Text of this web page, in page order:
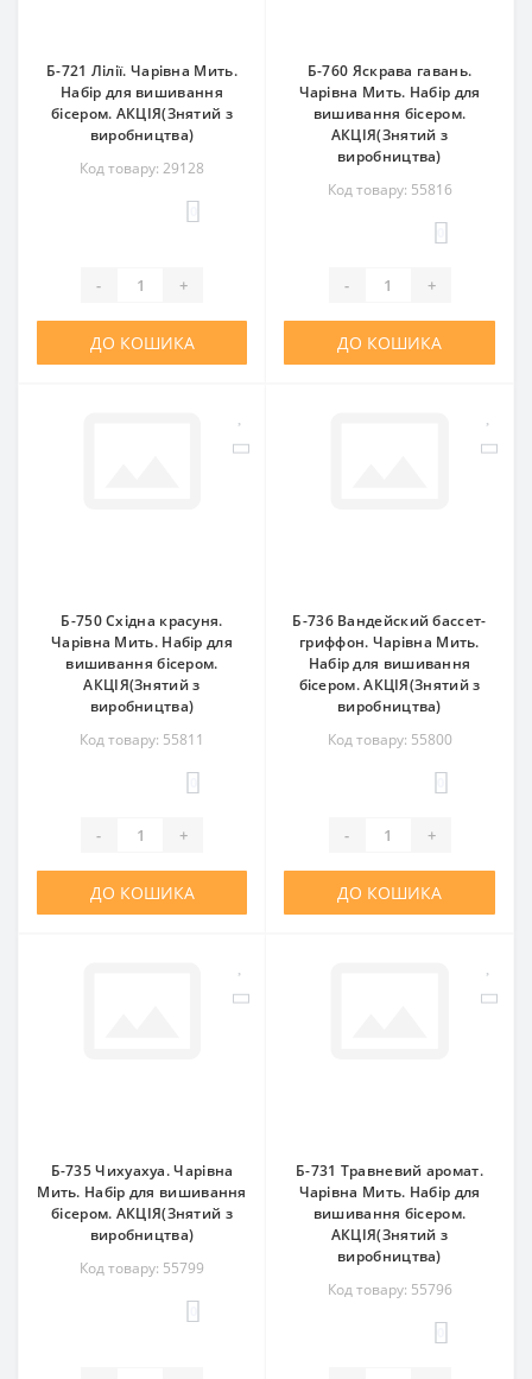
Б-721 Лілії. Чарівна Мить.
Набір для вишивання
бісером. АКЦІЯ(Знятий з
виробництва)
Код товару: 29128
- +
ДО КОШИКА
Б-760 Яскрава гавань.
Чарівна Мить. Набір для
вишивання бісером.
АКЦІЯ(Знятий з
виробництва)
Код товару: 55816
- +
ДО КОШИКА
Б-750 Східна красуня.
Чарівна Мить. Набір для
вишивання бісером.
АКЦІЯ(Знятий з
виробництва)
Код товару: 55811
- +
ДО КОШИКА
Б-736 Вандейский бассет-
гриффон. Чарівна Мить.
Набір для вишивання
бісером. АКЦІЯ(Знятий з
виробництва)
Код товару: 55800
- +
ДО КОШИКА
Б-735 Чихуахуа. Чарівна
Мить. Набір для вишивання
бісером. АКЦІЯ(Знятий з
виробництва)
Код товару: 55799
Б-731 Травневий аромат.
Чарівна Мить. Набір для
вишивання бісером.
АКЦІЯ(Знятий з
виробництва)
Код товару: 55796